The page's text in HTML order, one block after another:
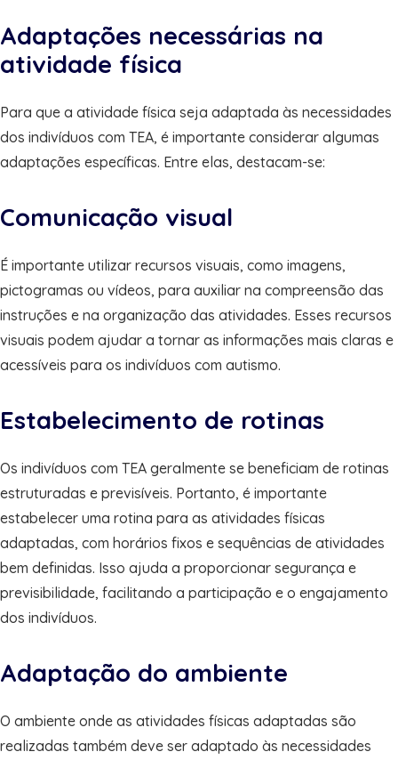
Adaptações necessárias na
atividade física
Para que a atividade física seja adaptada às necessidades
dos indivíduos com TEA, é importante considerar algumas
adaptações específicas. Entre elas, destacam-se:
Comunicação visual
É importante utilizar recursos visuais, como imagens,
pictogramas ou vídeos, para auxiliar na compreensão das
instruções e na organização das atividades. Esses recursos
visuais podem ajudar a tornar as informações mais claras e
acessíveis para os indivíduos com autismo.
Estabelecimento de rotinas
Os indivíduos com TEA geralmente se beneficiam de rotinas
estruturadas e previsíveis. Portanto, é importante
estabelecer uma rotina para as atividades físicas
adaptadas, com horários fixos e sequências de atividades
bem definidas. Isso ajuda a proporcionar segurança e
previsibilidade, facilitando a participação e o engajamento
dos indivíduos.
Adaptação do ambiente
O ambiente onde as atividades físicas adaptadas são
realizadas também deve ser adaptado às necessidades